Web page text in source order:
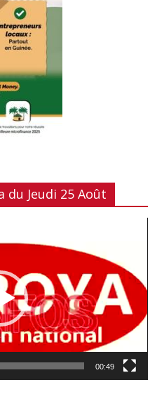
du Jeudi 25 Août
00:49